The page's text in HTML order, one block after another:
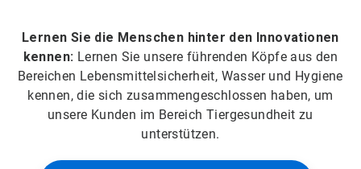
Lernen Sie die Menschen hinter den Innovationen
kennen: Lernen Sie unsere führenden Köpfe aus den
Bereichen Lebensmittelsicherheit, Wasser und Hygiene
kennen, die sich zusammengeschlossen haben, um
unsere Kunden im Bereich Tiergesundheit zu
unterstützen.